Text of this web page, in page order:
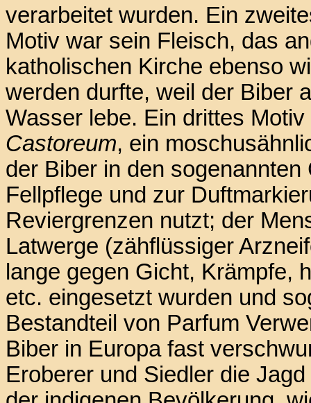
verarbeitet wurden. Ein
Motiv war sein Fleisch, das
katholischen Kirche ebenso
werden durfte, weil der Biber
Wasser lebe. Ein drittes
Castoreum, ein
der Biber in den
Fellpflege und zur
Reviergrenzen nutzt; der
Latwerge (zähflüssiger
lange gegen Gicht, Krämpfe,
etc. eingesetzt wurden und
Bestandteil von Parfum
Biber in Europa fast
Eroberer und Siedler die